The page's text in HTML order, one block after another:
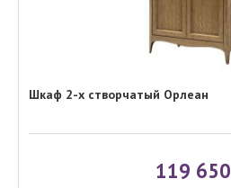
Шкаф 2-х створчатый Орлеан
119 650